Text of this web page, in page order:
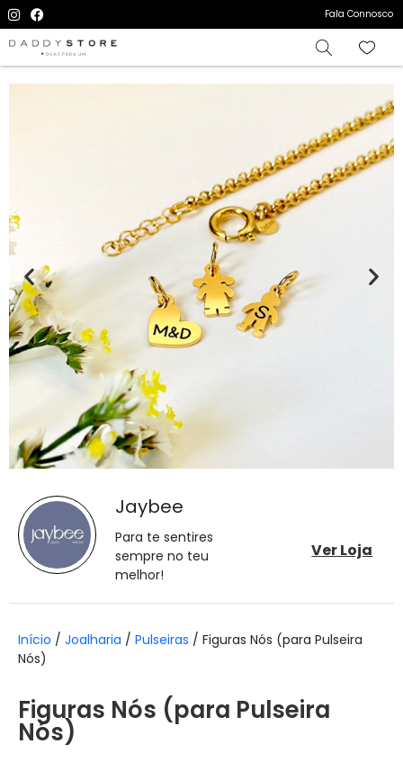
Fala Connosco
Jaybee
Para te sentires
sempre no teu
melhor!
Ver Loja
Início / Joalharia / Pulseiras / Figuras Nós (para Pulseira
Nós)
Figuras Nós (para Pulseira
Nós)